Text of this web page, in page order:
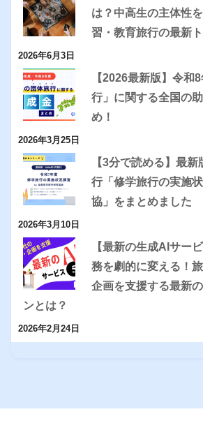
は？中高生の主体性
習・教育旅行の最新
2026年6月3日
【2026最新版】令和
行」に関する全国の
め！
2026年3月25日
【3分で読める】最
行「修学旅行の実施
協」をまとめました
2026年3月10日
【最新の生成AIサー
務を劇的に変える！
企画を支援する最新
ンとは？
2026年2月24日